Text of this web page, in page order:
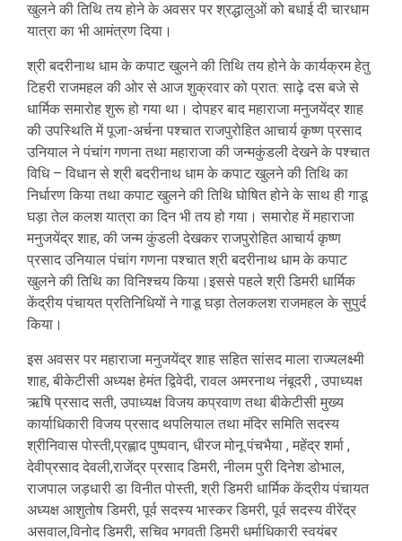
खुलने की तिथि तय होने के अवसर पर श्रद्धालुओं को बधाई दी चारधाम
यात्रा का भी आमंत्रण दिया।
श्री बदरीनाथ धाम के कपाट खुलने की तिथि तय होने के कार्यक्रम हेतु
टिहरी राजमहल की ओर से आज शुक्रवार को प्रात: साढ़े दस बजे से
धार्मिक समारोह शुरू हो गया था। दोपहर बाद महाराजा मनुजयेंद्र शाह
की उपस्थिति में पूजा-अर्चना पश्चात राजपुरोहित आचार्य कृष्ण प्रसाद
उनियाल ने पंचांग गणना तथा महाराजा की जन्मकुंडली देखने के पश्चात
विधि – विधान से श्री बदरीनाथ धाम के कपाट खुलने की तिथि का
निर्धारण किया तथा कपाट खुलने की तिथि घोषित होने के साथ ही गाडू
घड़ा तेल कलश यात्रा का दिन भी तय हो गया। समारोह में महाराजा
मनुजयेंद्र शाह, की जन्म कुंडली देखकर राजपुरोहित आचार्य कृष्ण
प्रसाद उनियाल पंचांग गणना पश्चात श्री बदरीनाथ धाम के कपाट
खुलने की तिथि का विनिश्चय किया।इससे पहले श्री डिमरी धार्मिक
केंद्रीय पंचायत प्रतिनिधियों ने गाडू घड़ा तेलकलश राजमहल के सुपुर्द
किया।
इस अवसर पर महाराजा मनुजयेंद्र शाह सहित सांसद माला राज्यलक्ष्मी
शाह, बीकेटीसी अध्यक्ष हेमंत द्विवेदी, रावल अमरनाथ नंबूदरी , उपाध्यक्ष
ऋषि प्रसाद सती, उपाध्यक्ष विजय कप्रवाण तथा बीकेटीसी मुख्य
कार्याधिकारी विजय प्रसाद थपलियाल तथा मंदिर समिति सदस्य
श्रीनिवास पोस्ती,प्रह्लाद पुष्पवान, धीरज मोनू पंचभैया , महेंद्र शर्मा ,
देवीप्रसाद देवली,राजेंद्र प्रसाद डिमरी, नीलम पुरी दिनेश डोभाल,
राजपाल जड़धारी डा विनीत पोस्ती, श्री डिमरी धार्मिक केंद्रीय पंचायत
अध्यक्ष आशुतोष डिमरी, पूर्व सदस्य भास्कर डिमरी, पूर्व सदस्य वीरेंद्र
असवाल,विनोद डिमरी, सचिव भगवती डिमरी धर्माधिकारी स्वयंबर